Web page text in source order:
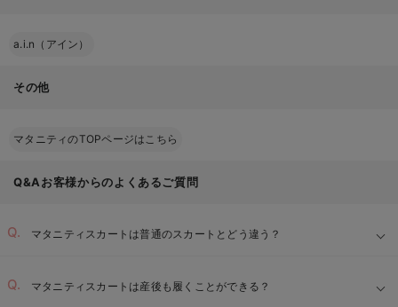
a.i.n（アイン）
その他
マタニティのTOPページはこちら
Q&Aお客様からのよくあるご質問
マタニティスカートは普通のスカートとどう違う？
マタニティスカートは産後も履くことができる？